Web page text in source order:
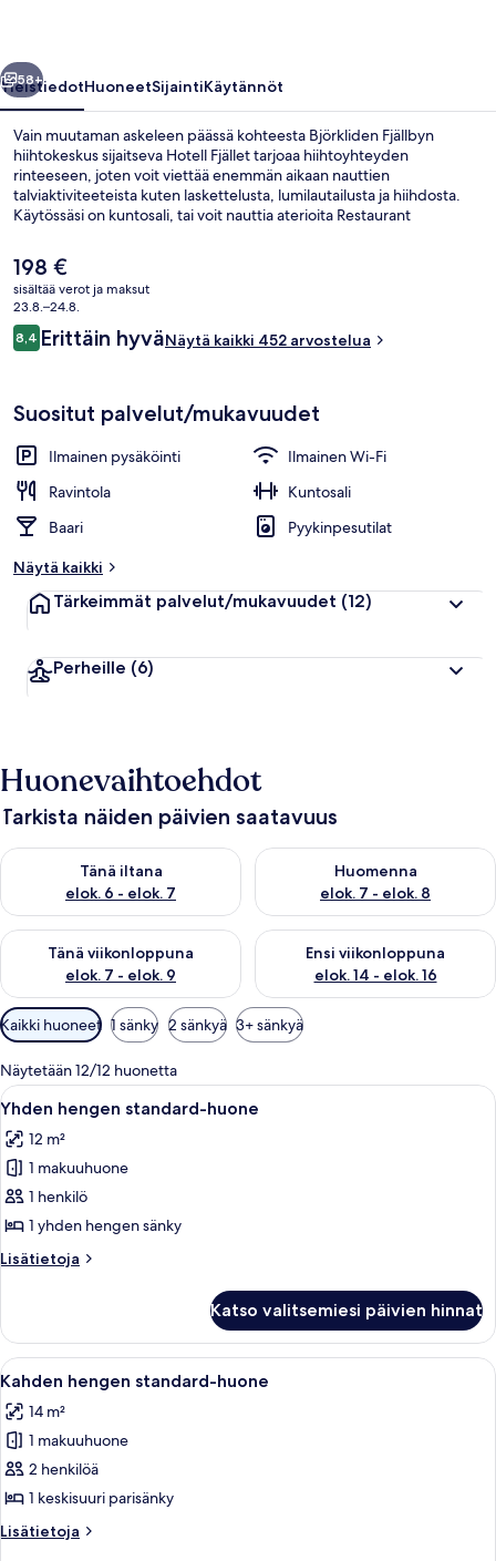
Seuraava
58+
YleistiedotHuoneetSijaintiKäytännöt
Vain muutaman askeleen päässä kohteesta Björkliden Fjällbyn
hiihtokeskus sijaitseva Hotell Fjället tarjoaa hiihtoyhteyden
rinteeseen, joten voit viettää enemmän aikaan nauttien
talviaktiviteeteista kuten laskettelusta, lumilautailusta ja hiihdosta.
Käytössäsi on kuntosali, tai voit nauttia aterioita Restaurant
keittiö. Baari/aulabaari, sauna ja välipalabaari/deli kuuluvat muihin
majoituspaikan palveluihin. Hiihtolippupalvelu, suksivarasto,
hiihtovälineiden vuokrauspalvelu ja hiihto-opetusta on myös
saatavilla.
Nykyinen
hinta
on
198 €
198 €
sisältää verot ja maksut
23.8.–24.8.
Arvostelut
8,48,4 kautta 10.
Erittäin hyväNäytä kaikki 452 arvostelua
Suositut palvelut/mukavuudet
Ilmainen pysäköinti
Ilmainen Wi-Fi
Ravintola
Kuntosali
Baari
Pyykinpesutilat
Näytä kaikki
Tärkeimmät palvelut/mukavuudet (12)
Perheille (6)
Huonevaihtoehdot
Tarkista näiden päivien saatavuus
Tänä iltana
elok. 6 - elok. 7
Tarkista tämän illan saatavuus elok. 6 - elok. 7
Huomenna
elok. 7 - elok. 8
Tarkista huomisen saatavuus
Tänä viikonloppuna
elok. 7 - elok. 9
Tarkista tämän viikonlopun saatavuus elok. 7 - elok. 9
Ensi viikonloppuna
elok. 14 - elok. 16
Tarkista ensi viikonlopun
Huoneille
saatavilla
olevia
suodattimia
Kaikki huoneet 1 sänky 2 sänkyä 3+ sänkyä
Näytetään 12/12 huonetta
Avaa
kaikki
huonetyypin
Yhden
hengen
standard-
huone
kuvat
Hotellihuone, jossa on sänky,
1
Yhden hengen standard-huone
12 m²
1 makuuhuone
1 henkilö
1 yhden hengen sänky
Lisätietoja
Lisätietoja
standard-
huone
Katso valitsemiesi päivien hinnat
Avaa
kaikki
huonetyypin
Kahden
hengen
standard-
huone
kuvat
Hotellihuone, jossa on suuri sänky,
1
Kahden hengen standard-huone
14 m²
1 makuuhuone
2 henkilöä
1 keskisuuri parisänky
Lisätietoja
Lisätietoja